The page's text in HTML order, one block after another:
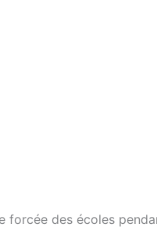
forcée des écoles